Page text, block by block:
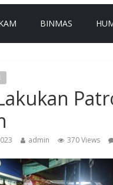
BINMAS
admin 370 Views